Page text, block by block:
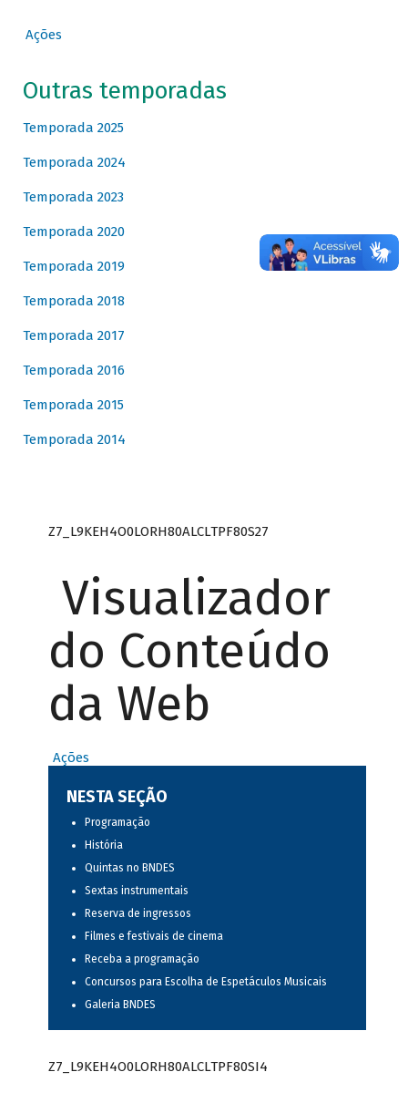
Ações
Outras temporadas
Temporada 2025
Temporada 2024
Temporada 2023
Temporada 2020
Temporada 2019
Temporada 2018
Temporada 2017
Temporada 2016
Temporada 2015
Temporada 2014
Z7_L9KEH4O0LORH80ALCLTPF80S27
Visualizador
do Conteúdo
da Web
Ações
NESTA SEÇÃO
Programação
História
Quintas no BNDES
Sextas instrumentais
Reserva de ingressos
Filmes e festivais de cinema
Receba a programação
Concursos para Escolha de Espetáculos Musicais
Galeria BNDES
Z7_L9KEH4O0LORH80ALCLTPF80SI4